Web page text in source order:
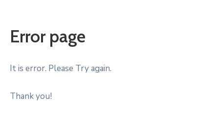
Error page
It is error. Please Try again.
Thank you!